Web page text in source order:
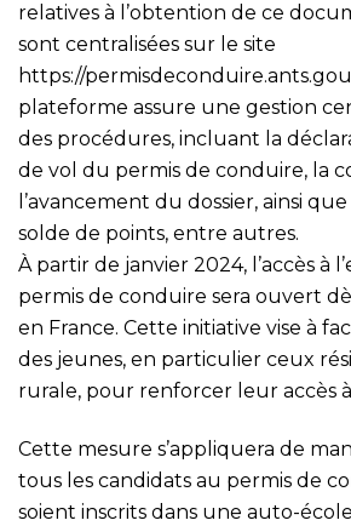
relatives à l’obtention de ce
sont centralisées sur le site
https://
plateforme assure une gestion
des procédures, incluant la
de vol du permis de conduire, la
l’avancement du dossier, ainsi
solde de points, entre autres.
À partir de janvier 2024, l’accès à
permis de conduire sera ouvert
en France. Cette initiative vise à
des jeunes, en particulier ceux
rurale, pour renforcer leur accès à
Cette mesure s’appliquera de
tous les candidats au permis de
soient inscrits dans une auto-